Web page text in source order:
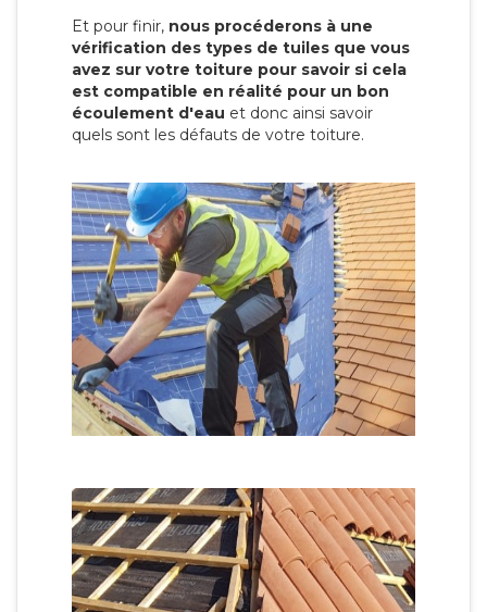
Et pour finir, nous procéderons à une
vérification des types de tuiles que vous
avez sur votre toiture pour savoir si cela
est compatible en réalité pour un bon
écoulement d'eau et donc ainsi savoir
quels sont les défauts de votre toiture.